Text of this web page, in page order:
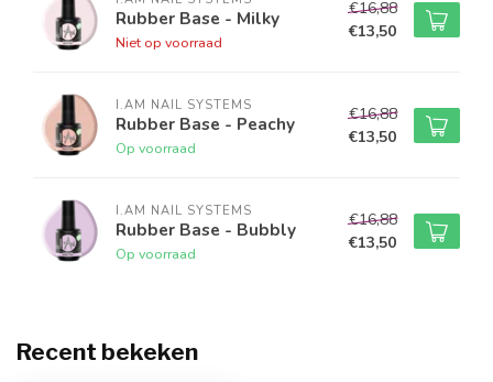
laag I.Am Rubber Base aan te brengen.
Rubber Base - Milky
Niet op voorraad
€16,88
€13,50
I.AM NAIL SYSTEMS
Rubber Base - Peachy
Op voorraad
€16,88
€13,50
I.AM NAIL SYSTEMS
Rubber Base - Bubbly
Op voorraad
€16,88
€13,50
Recent bekeken